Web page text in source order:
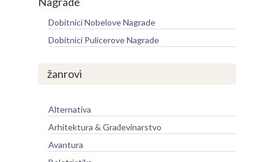
Dobitnici Nobelove Nagrade
Dobitnici Pulicerove Nagrade
žanrovi
Alternativa
Arhitektura & Građevinarstvo
Avantura